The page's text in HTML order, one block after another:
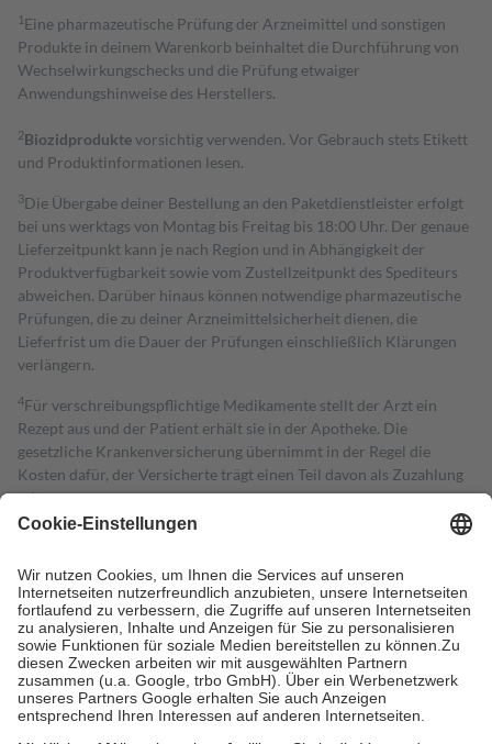
1 Eine pharmazeutische Prüfung der Arzneimittel und sonstigen
Produkte in deinem Warenkorb beinhaltet die Durchführung von
Wechselwirkungschecks und die Prüfung etwaiger
Anwendungshinweise des Herstellers.
2Biozidproduktevorsichtig verwenden. Vor Gebrauch stets Etikett
und Produktinformationen lesen.
3Die Übergabe deiner Bestellung an den Paketdienstleister erfolgt
bei uns werktags von Montag bis Freitag bis 18:00 Uhr. Der genaue
Lieferzeitpunkt kann je nach Region und in Abhängigkeit der
Produktverfügbarkeit sowie vom Zustellzeitpunkt des Spediteurs
abweichen. Darüber hinaus können notwendige pharmazeutische
Prüfungen, die zu deiner Arzneimittelsicherheit dienen, die
Lieferfrist um die Dauer der Prüfungen einschließlich Klärungen
verlängern.
4Für verschreibungspflichtige Medikamente stellt der Arzt ein
Rezept aus und der Patient erhält sie in der Apotheke. Die
gesetzliche Krankenversicherung übernimmt in der Regel die
Kosten dafür, der Versicherte trägt einen Teil davon als Zuzahlung
mit.
Grundsätzlich leisten Mitglieder Zuzahlungen in Höhe von zehn
höchstens zehn Euro.
Es sind jedoch nie mehr als die tatsächlichen
Kosten der Leistung zu entrichten.
Diese Regeln gelten grundsätzlich auch für Online-Apotheken.
Bei Heilmitteln und häuslicher Krankenpflege beträgt die
Zuzahlung zehn Prozent der Kosten sowie zehn Euro je
Verordnung.
Um das Engagement der Versicherten für ihre eigene Gesundheit zu
stärken und die besondere Stellung der Familie zu unterstützen,